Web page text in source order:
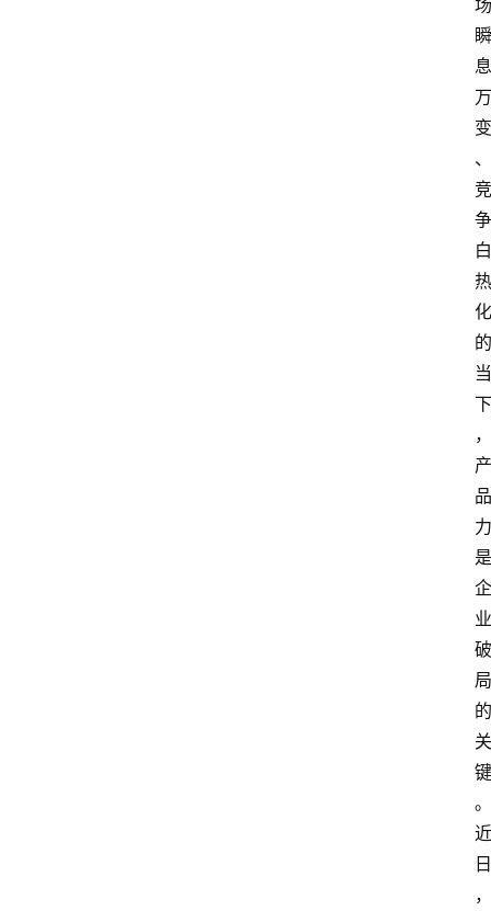
场
瞬
息
万
变
、
竞
争
白
热
化
的
当
下
，
产
品
力
是
企
业
破
局
的
关
键
。
近
日
，